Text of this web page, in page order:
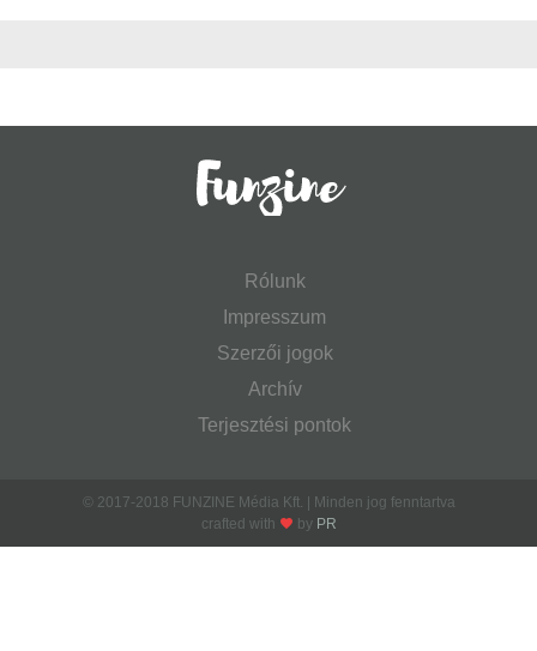
Rólunk
Impresszum
Szerzői jogok
Archív
Terjesztési pontok
© 2017-2018 FUNZINE Média Kft. | Minden jog fenntartva
crafted with
by PR